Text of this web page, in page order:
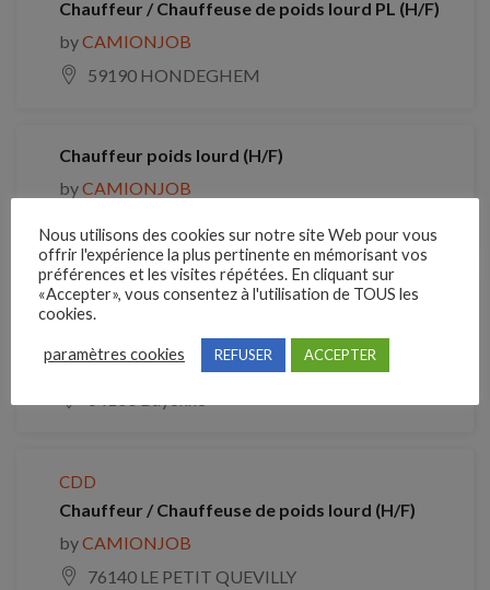
Chauffeur / Chauffeuse de poids lourd PL (H/F)
byCAMIONJOB
59190 HONDEGHEM
Chauffeur poids lourd (H/F)
byCAMIONJOB
CDI
byCAMIONJOB
CDD
Chauffeur / Chauffeuse de poids lourd (H/F)
byCAMIONJOB
76140 LE PETIT QUEVILLY
Nous utilisons des cookies sur notre site Web pour vous
offrir l'expérience la plus pertinente en mémorisant vos
préférences et les visites répétées. En cliquant sur
«Accepter», vous consentez à l'utilisation de TOUS les
cookies.
paramètres cookies REFUSER ACCEPTER